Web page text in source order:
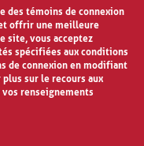
des témoins de connexion
offrir une meilleure
site, vous acceptez
spécifiées aux conditions
de connexion en modifiant
sur le recours aux
renseignements